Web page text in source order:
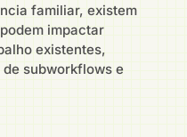
familiar, existem
impactar
existentes,
subworkflows e